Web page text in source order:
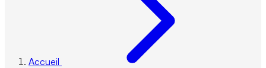
Accueil